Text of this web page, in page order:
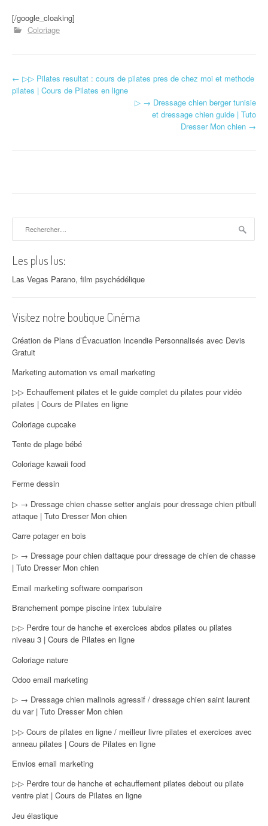
[/google_cloaking]
Coloriage
Navigation d'article
← ▷▷ Pilates resultat : cours de pilates pres de chez moi et methode
pilates | Cours de Pilates en ligne
▷ → Dressage chien berger tunisie
et dressage chien guide | Tuto
Dresser Mon chien →
Les plus lus:
Las Vegas Parano, film psychédélique
Visitez notre boutique Cinéma
Création de Plans d’Évacuation Incendie Personnalisés avec Devis
Gratuit
Marketing automation vs email marketing
▷▷ Echauffement pilates et le guide complet du pilates pour vidéo
pilates | Cours de Pilates en ligne
Coloriage cupcake
Tente de plage bébé
Coloriage kawaii food
Ferme dessin
▷ → Dressage chien chasse setter anglais pour dressage chien pitbull
attaque | Tuto Dresser Mon chien
Carre potager en bois
▷ → Dressage pour chien dattaque pour dressage de chien de chasse
| Tuto Dresser Mon chien
Email marketing software comparison
Branchement pompe piscine intex tubulaire
▷▷ Perdre tour de hanche et exercices abdos pilates ou pilates
niveau 3 | Cours de Pilates en ligne
Coloriage nature
Odoo email marketing
▷ → Dressage chien malinois agressif / dressage chien saint laurent
du var | Tuto Dresser Mon chien
▷▷ Cours de pilates en ligne / meilleur livre pilates et exercices avec
anneau pilates | Cours de Pilates en ligne
Envios email marketing
▷▷ Perdre tour de hanche et echauffement pilates debout ou pilate
ventre plat | Cours de Pilates en ligne
Jeu élastique